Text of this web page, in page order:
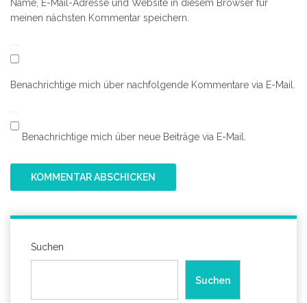
Name, E-Mail-Adresse und Website in diesem Browser für
meinen nächsten Kommentar speichern.
Benachrichtige mich über nachfolgende Kommentare via E-Mail.
Benachrichtige mich über neue Beiträge via E-Mail.
Suchen
Suchen